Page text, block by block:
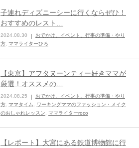
子連れディズニーシーに行くならぜひ！
おすすめのレスト…
2024.08.30
おでかけ、イベント、行事の準備・やり
方 ママライターひろ
【東京】アフタヌーンティー好きママが
厳選！オススメの…
2024.08.25
おでかけ、イベント、行事の準備・やり
方 ママタイム
ワーキングママのファッション・メイク
のおしゃれレッスン
ママライターroco
【レポート】大宮にある鉄道博物館に行